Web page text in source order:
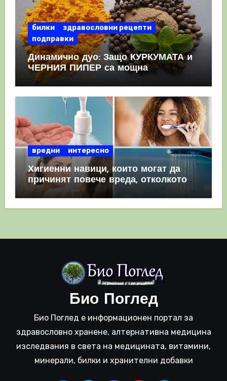
билки
здравословни рецепти
подправки
Динамично дуо: Защо КУРКУМАТА и
ЧЕРНИЯ ПИПЕР са мощна
комбинация
вредни интересно
Хигиенни навици, които могат да
причинят повече вреда, отколкото
полза
Био Поглед
Био Поглед е информационен портал за
здравословно хранене, алтернативна медицина
изследвания в света на медицината, витамини,
минерали, билки и хранителни добавки